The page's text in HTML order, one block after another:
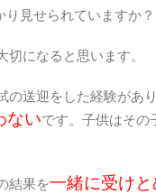
り見せられていますか？
になると思います。
の送迎をした経験があ
ないです。子供はその
結果を一緒に受けと